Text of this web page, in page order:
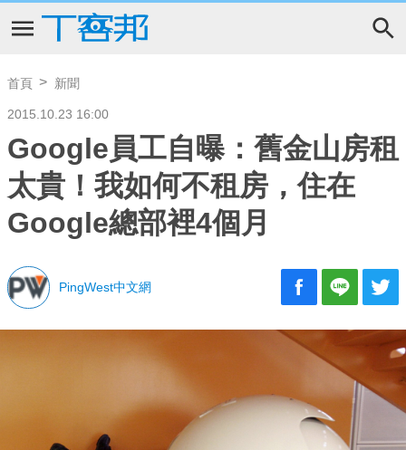
首頁 新聞
2015.10.23 16:00
Google員工自曝：舊金山房租
太貴！我如何不租房，住在
Google總部裡4個月
PingWest中文網